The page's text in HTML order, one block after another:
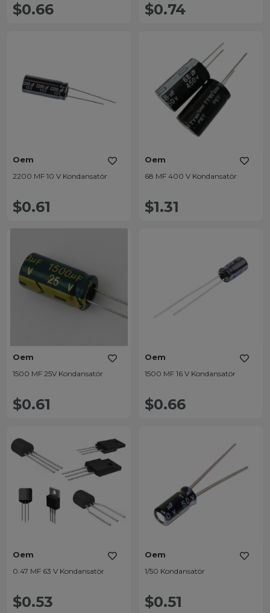
$0.66 $0.74
Oem
2200 MF 10 V Kondansatör
$0.61
Oem
68 MF 400 V Kondansatör
$1.31
Oem
1500 MF 25V Kondansatör
$0.61
Oem
1500 MF 16 V Kondansatör
$0.66
Oem
0.47 MF 63 V Kondansatör
$0.53
Oem
1/50 Kondansatör
$0.51